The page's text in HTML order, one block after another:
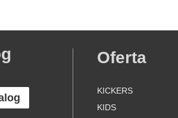
Oferta
KICKERS
KIDS